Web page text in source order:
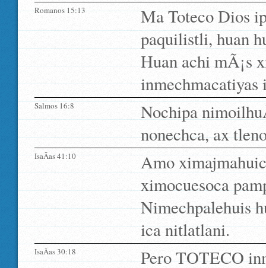
Romanos 15:13
Ma Toteco Dios
paquilistli, huan
Huan achi mÃ¡s
inmechmacatiyas
Salmos 16:8
Nochipa
nonechca, ax
IsaÃ­as 41:10
Amo
ximocuesoca
Nimechpalehuis
ica nitlatlani.
IsaÃ­as 30:18
Pero TOTECO